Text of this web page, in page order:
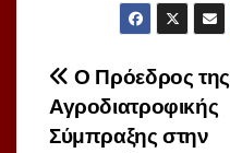
Πλοήγηση
άρθρων
Ο Πρόεδρος της
Αγροδιατροφικής
Σύμπραξης στην